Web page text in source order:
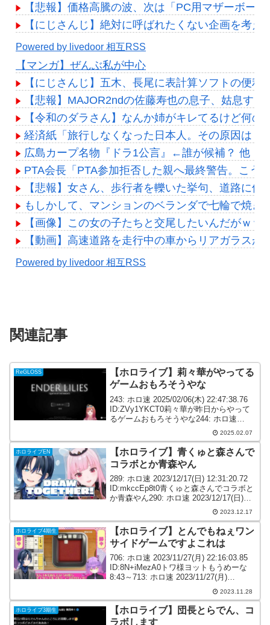
【悲報】価格高騰の波、次は「PC用マザーボード
【にじさんじ】絶対に呼ばれたくない企画を考え
Powered by livedoor 相互RSS
【マンガ】ぜんぶ私が中心
【にじさんじ】五木、長尾に表計算ソフトの便
【悲報】MAJOR2ndの佐藤寿也の息子、姑息すぎ
【令和のダラさん】なんか姉がキレてるけど何
経済紙「旅行しなくなった日本人。その原因は
広島カープ名物『ドラ1公言』←誰が候補？ 他
PTA会長「PTA参加拒否した親へ最終警告。こう
【悲報】女さん、歩行者を轢いた挙句、道路に
もしかして、マンションのベランダで七輪で焼き
【画像】この女の子たちと交尾したいんだがｗｗ
【動画】高速道路を走行中の車からリアガラスが
Powered by livedoor 相互RSS
関連記事
ReGLOSS
【ホロライブ】莉々華がやってる
ゲームおもろそうやな
243: ホロ速 2025/02/06(木) 22:47:38.76
ID:ZVy1YKCT0莉々華が昨日からやって
るゲームおもろそうやな244: ホロ速
2025.02.07
ホロライブEN
【ホロライブ】青くゅと森さんで
コラボとか青森やん
289: ホロ速 2023/12/17(日) 12:31:20.72
ID:mkccEp8t0青くゅと森さんでコラボと
か青森やん290: ホロ速 2023/12/17(日)
12:31:41.85 ID:PPITdmou0>>289草304...
2023.12.17
ホロライブ4期生
【ホロライブ】とんでもねぇワン
サイドゲームですよこれは
706: ホロ速 2023/11/27(月) 22:16:03.85
ID:8N+iMezA0トワ様ヨットもうめーな
8:43～713: ホロ速 2023/11/27(月)
22:16:49.38 ID:fUJYu2Si0トワ様アソビ大
2023.11.28
ホロライブ3期生
【ホロライブ】団長とらでん、コ
ラボします